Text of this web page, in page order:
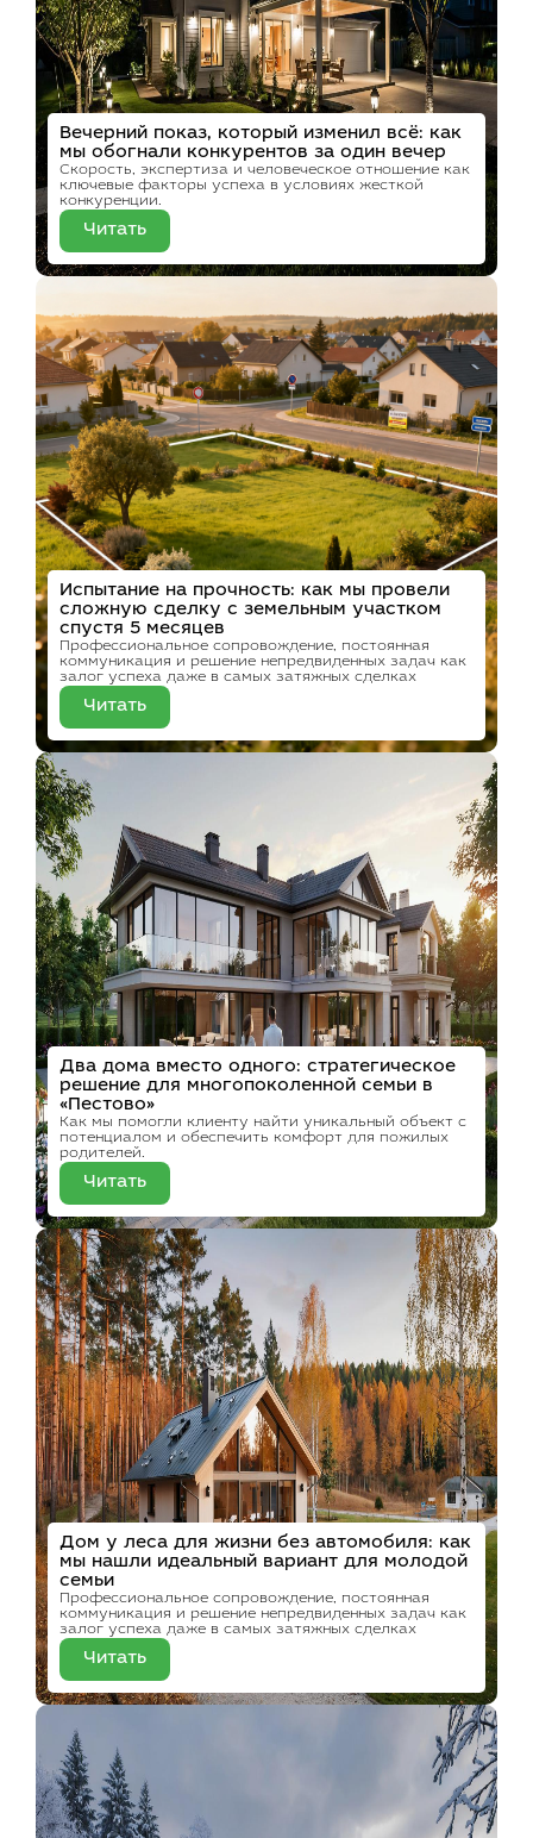
Вечерний показ, который изменил всё: как
мы обогнали конкурентов за один вечер
Скорость, экспертиза и человеческое отношение как
ключевые факторы успеха в условиях жесткой
конкуренции.
Читать
Испытание на прочность: как мы провели
сложную сделку с земельным участком
спустя 5 месяцев
Профессиональное сопровождение, постоянная
коммуникация и решение непредвиденных задач как
залог успеха даже в самых затяжных сделках
Читать
Два дома вместо одного: стратегическое
решение для многопоколенной семьи в
«Пестово»
Как мы помогли клиенту найти уникальный объект с
потенциалом и обеспечить комфорт для пожилых
родителей.
Читать
Дом у леса для жизни без автомобиля: как
мы нашли идеальный вариант для молодой
семьи
Профессиональное сопровождение, постоянная
коммуникация и решение непредвиденных задач как
залог успеха даже в самых затяжных сделках
Читать